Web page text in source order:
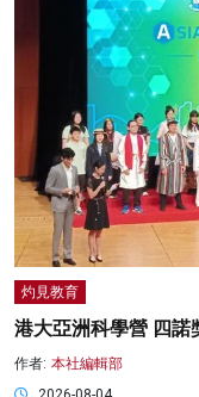
灼見教育
港大亞洲科學營 四諾
作者: 本社編輯部